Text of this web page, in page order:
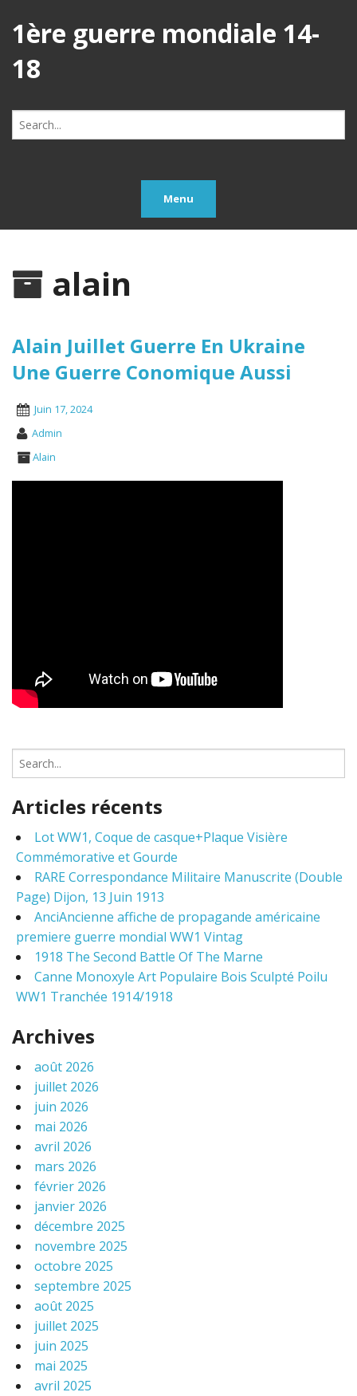
1ère guerre mondiale 14-
18
Search
for:
Menu
alain
Alain Juillet Guerre En Ukraine
Une Guerre Conomique Aussi
Juin 17, 2024
Admin
Alain
e
r
h
o
Articles récents
Lot WW1, Coque de casque+Plaque Visière
Commémorative et Gourde
RARE Correspondance Militaire Manuscrite (Double
Page) Dijon, 13 Juin 1913
AnciAncienne affiche de propagande américaine
premiere guerre mondial WW1 Vintag
1918 The Second Battle Of The Marne
Canne Monoxyle Art Populaire Bois Sculpté Poilu
WW1 Tranchée 1914/1918
Archives
août 2026
juillet 2026
juin 2026
mai 2026
avril 2026
mars 2026
février 2026
janvier 2026
décembre 2025
novembre 2025
octobre 2025
septembre 2025
août 2025
juillet 2025
juin 2025
mai 2025
avril 2025